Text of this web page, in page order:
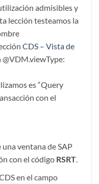
admisibles y
lección testeamos la
CDS – Vista de
es “Query
con el
una ventana de SAP
con el código RSRT.
en el campo